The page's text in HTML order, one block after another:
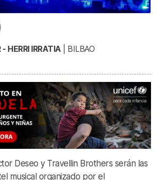
HERRI IRRATIA| BILBAO
Deseo y Travellin Brothers serán las
musical organizado por el